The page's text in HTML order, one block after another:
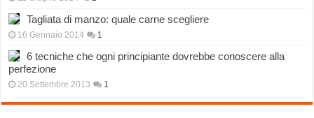
Tagliata di manzo: quale carne scegliere
16 Gennaio 2014 1
6 tecniche che ogni principiante dovrebbe conoscere alla
perfezione
20 Settembre 2013 1